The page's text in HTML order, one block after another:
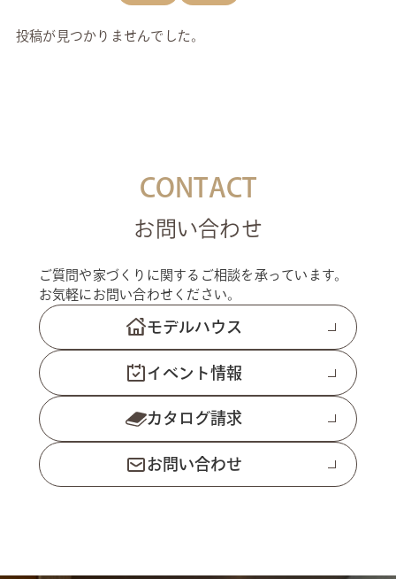
投稿が見つかりませんでした。
CONTACT
お問い合わせ
ご質問や家づくりに関するご相談を承っています。
お気軽にお問い合わせください。
モデルハウス
イベント情報
カタログ請求
お問い合わせ